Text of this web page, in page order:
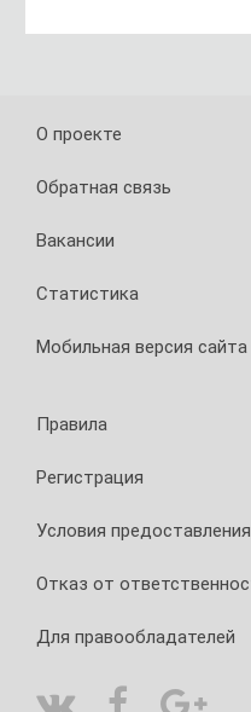
О проекте
Обратная связь
Вакансии
Статистика
Мобильная версия сайта
Правила
Регистрация
Условия
Отказ от
Для правообладателей